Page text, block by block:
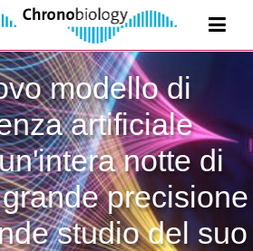
modello di
artificiale
notte di
precisione
studio del suo